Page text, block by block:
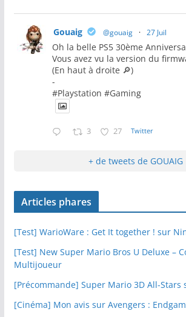
Gouaig @gouaig · 27 Juil
Oh la belle PS5 30ème
Vous avez vu la version du
(En haut à droite 🔎)
-
#Playstation #Gaming
3 27 Twitter
+ de tweets de GOUAIG
Articles phares
[Test] WarioWare : Get It together ! sur
[Test] New Super Mario Bros U Deluxe –
Multijoueur
[Précommande] Super Mario 3D All-Stars
[Cinéma] Mon avis sur Avengers :